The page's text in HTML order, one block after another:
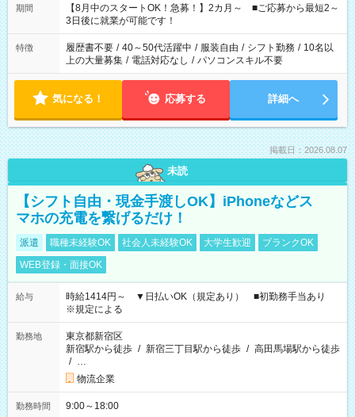
「できれば残業はしたくない」 など、ご希望を教えてください
ね。 ※Wワーク希望の方へ 今ご覧のお仕事で希望する勤務時間
と、もう1つのお仕事の勤務時間。 合計で週40時間を超える場
合は応募できません。
期間
【8月中のスタートOK！急募！】2カ月～ ■ご応募から最短2～
3日後に就業が可能です！
特徴 履歴書不要 / 40～50代活躍中 / 服装自由 / シフト勤務 / 10名以
上の大量募集 / 電話対応なし / パソコンスキル不要
気になる！ 応募する 詳細へ
掲載日：2026.08.07
未読
【シフト自由・現金手渡しOK】iPhoneなどス
マホの充電を繋げるだけ！
派遣 職種未経験OK 社会人未経験OK 大学生歓迎
ブランクOK
WEB登録・面接OK
給与
時給1414円～ ▼日払いOK（規定あり） ■初勤務手当あり
※規定による
勤務地
東京都新宿区
新宿駅から徒歩 / 新宿三丁目駅から徒歩 / 高田馬場駅から徒歩
/ …
物流企業
勤務時間 9:00～18:00